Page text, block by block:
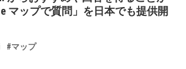
マップで質問」を日本でも提供開
#マップ